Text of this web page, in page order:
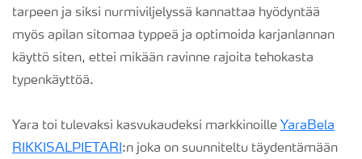
tarpeen ja siksi nurmiviljelyssä kannattaa hyödyntää
myös apilan sitomaa typpeä ja optimoida karjanlannan
käyttö siten, ettei mikään ravinne rajoita tehokasta
typenkäyttöä.
Yara toi tulevaksi kasvukaudeksi markkinoille YaraBela
RIKKISALPIETARI :n joka on suunniteltu täydentämään